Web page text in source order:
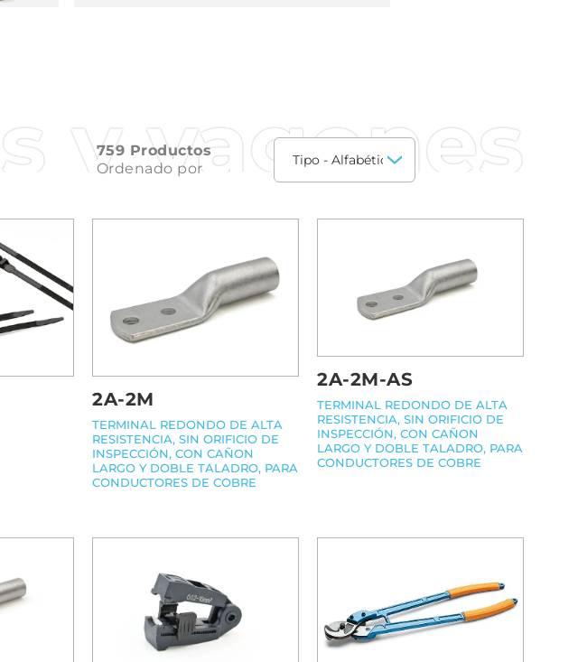
y vagones
759 Productos
Ordenado por
2A-2M
TERMINAL REDONDO DE ALTA
RESISTENCIA, SIN ORIFICIO DE
INSPECCIÓN, CON CAÑON
LARGO Y DOBLE TALADRO, PARA
CONDUCTORES DE COBRE
2A-2M-AS
TERMINAL REDONDO DE ALTA
RESISTENCIA, SIN ORIFICIO DE
INSPECCIÓN, CON CAÑON
LARGO Y DOBLE TALADRO, PARA
CONDUCTORES DE COBRE